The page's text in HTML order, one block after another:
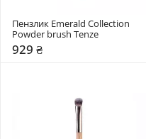
Пензлик Emerald Collection
Powder brush Tenze
929 ₴